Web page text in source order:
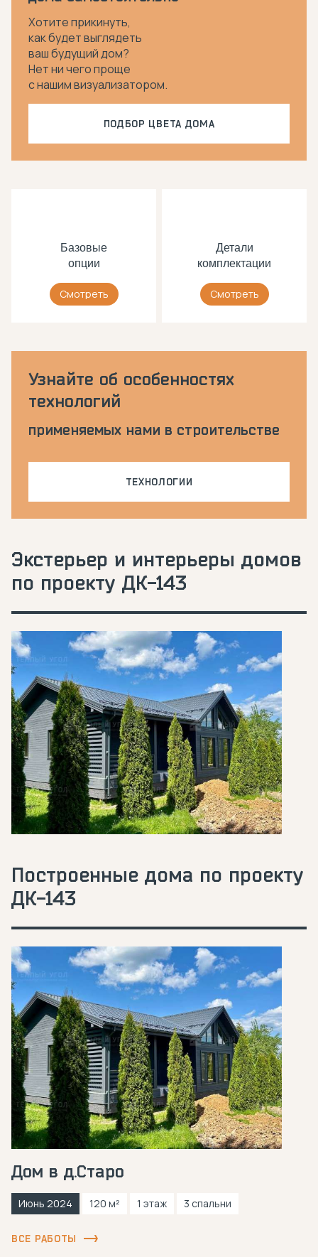
Хотите прикинуть,
как будет выглядеть
ваш будущий дом?
Нет ни чего проще
с нашим визуализатором.
ПОДБОР ЦВЕТА ДОМА
Базовые
опции
Смотреть
Детали
комплектации
Смотреть
Узнайте об особенностях
технологий
применяемых нами в строительстве
ТЕХНОЛОГИИ
Экстерьер и интерьеры домов
по проекту ДК-143
Построенные дома по проекту
ДК-143
Дом в д.Старо
Июнь 2024 120 м² 1 этаж 3 спальни
ВСЕ РАБОТЫ